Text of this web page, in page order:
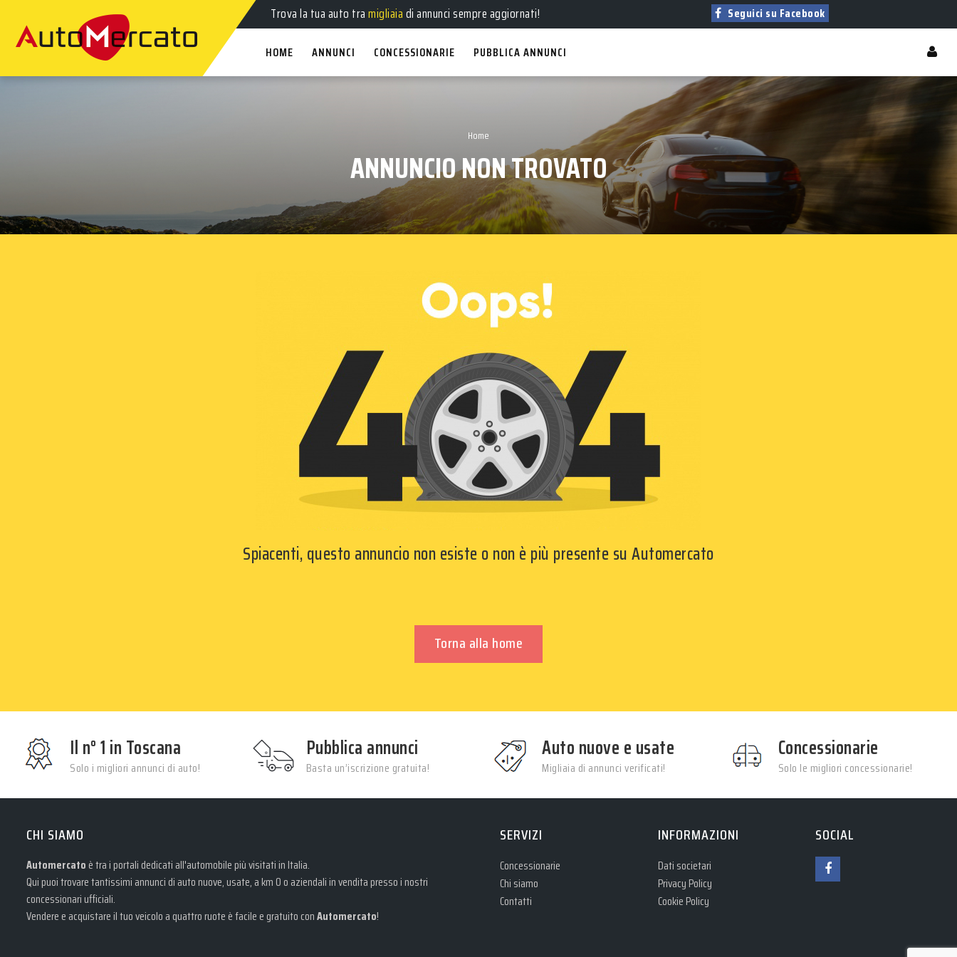
Trova la tua auto tramigliaiadi annunci sempre aggiornati! Seguici su Facebook
HOME ANNUNCI CONCESSIONARIE PUBBLICA ANNUNCI
Home
ANNUNCIO NON TROVATO
Spiacenti, questo annuncio non esiste o non è più presente su Automercato
Torna alla home
Il n° 1 in Toscana
Solo i migliori annunci di auto!
Pubblica annunci
Basta un’iscrizione gratuita!
Auto nuove e usate
Migliaia di annunci verificati!
Concessionarie
Solo le migliori concessionarie!
CHI SIAMO
Automercato è tra i portali dedicati all'automobile più visitati in Italia.
Qui puoi trovare tantissimi annunci di auto nuove, usate, a km 0 o aziendali in vendita presso i nostri
concessionari ufficiali.
Vendere e acquistare il tuo veicolo a quattro ruote è facile e gratuito conAutomercato!
SERVIZI
Concessionarie
Chi siamo
Contatti
INFORMAZIONI
Dati societari
Privacy Policy
Cookie Policy
SOCIAL